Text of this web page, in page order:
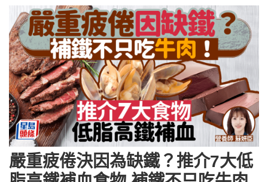
嚴重疲倦決因為缺鐵？推介7大低